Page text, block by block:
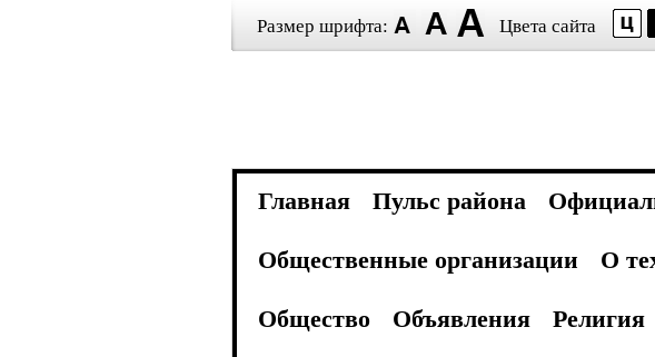
Размер шрифта: Цвета сайта
Главная Пульс района
Общественные организации
О
Общество
Объявления Религия